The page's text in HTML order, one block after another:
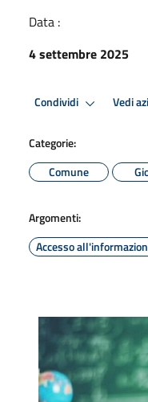
Data :
4 settembre 2025
Condividi Vedi
Categorie:
Comune
Argomenti:
Accesso